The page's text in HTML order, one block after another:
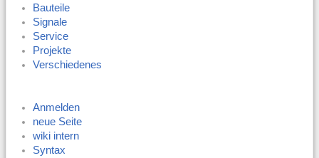
Bauteile
Signale
Service
Projekte
Verschiedenes
Anmelden
neue Seite
wiki intern
Syntax